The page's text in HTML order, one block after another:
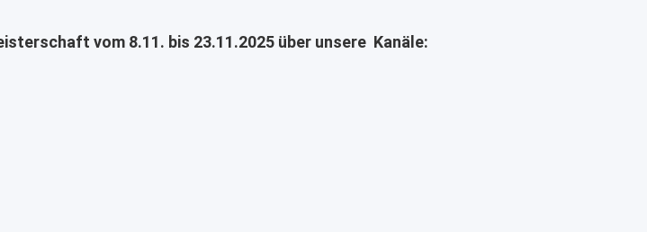
vom 8.11. bis 23.11.2025 über unsere Kanäle: